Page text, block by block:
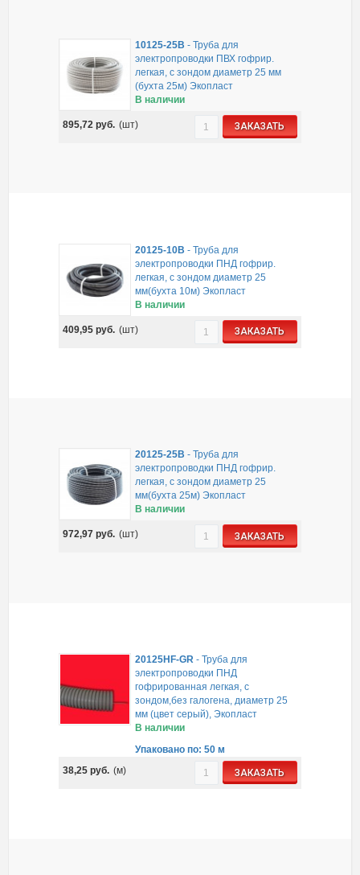
10125-25B -Труба для
электропроводки ПВХ гофрир.
легкая, с зондом диаметр 25 мм
(бухта 25м) Экопласт
В наличии
895,72руб. (шт) ЗАКАЗАТЬ
20125-10B -Труба для
электропроводки ПНД гофрир.
легкая, с зондом диаметр 25
мм(бухта 10м) Экопласт
В наличии
409,95руб. (шт) ЗАКАЗАТЬ
20125-25B -Труба для
электропроводки ПНД гофрир.
легкая, с зондом диаметр 25
мм(бухта 25м) Экопласт
В наличии
972,97руб. (шт) ЗАКАЗАТЬ
20125HF-GR -Труба для
электропроводки ПНД
гофрированная легкая, с
зондом,без галогена, диаметр 25
мм (цвет серый), Экопласт
В наличии
Упаковано по: 50 м
38,25руб. (м) ЗАКАЗАТЬ